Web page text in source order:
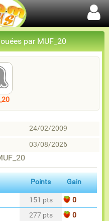
par MUF_20
24/02/2009
03/08/2026
Points Gain
151 pts
0
277 pts
0